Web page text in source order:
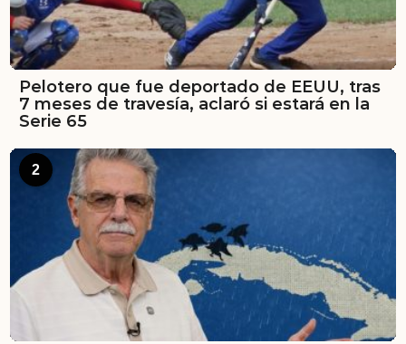
Pelotero que fue deportado de EEUU, tras
7 meses de travesía, aclaró si estará en la
Serie 65
2